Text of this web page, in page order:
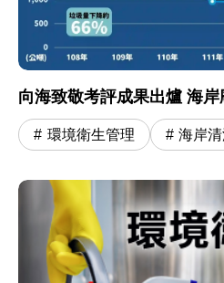
向海致敬考評成果出爐 海
環境衛生管理 海岸